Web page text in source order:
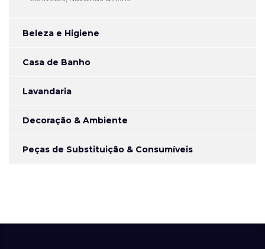
Beleza e Higiene
Casa de Banho
Lavandaria
Decoração & Ambiente
Peças de Substituição & Consumíveis